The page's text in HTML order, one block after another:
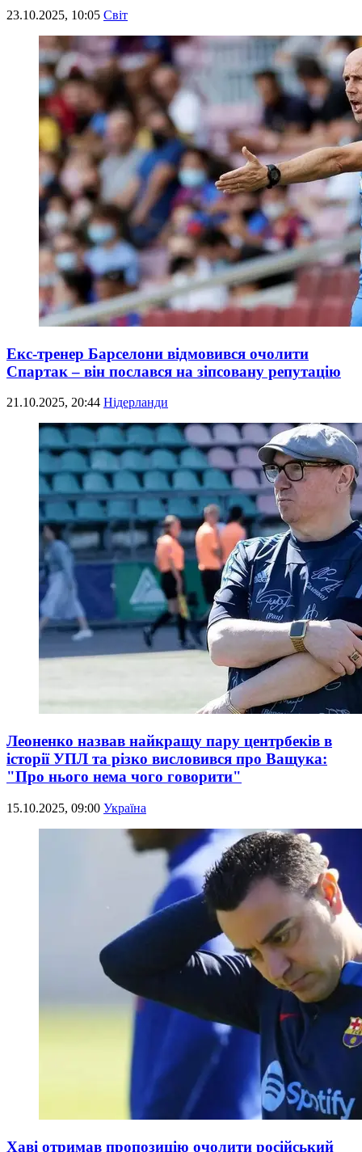
23.10.2025, 10:05 Світ
Екс-тренер Барселони відмовився очолити
Спартак – він послався на зіпсовану репутацію
21.10.2025, 20:44 Нідерланди
Леоненко назвав найкращу пару центрбеків в
історії УПЛ та різко висловився про Ващука:
"Про нього нема чого говорити"
15.10.2025, 09:00 Україна
Хаві отримав пропозицію очолити російський